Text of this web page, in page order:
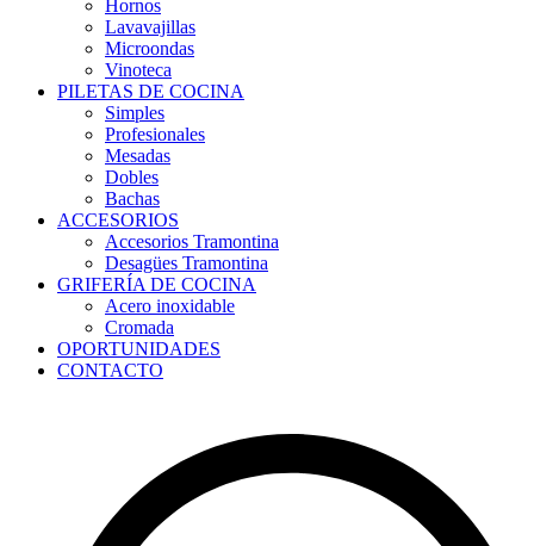
Hornos
Lavavajillas
Microondas
Vinoteca
PILETAS DE COCINA
Simples
Profesionales
Mesadas
Dobles
Bachas
ACCESORIOS
Accesorios Tramontina
Desagües Tramontina
GRIFERÍA DE COCINA
Acero inoxidable
Cromada
OPORTUNIDADES
CONTACTO